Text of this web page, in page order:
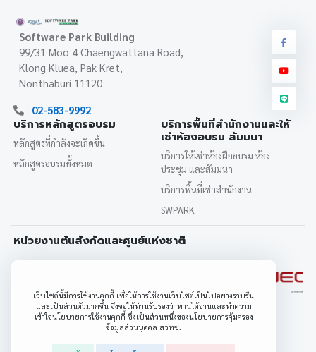
เว็บไซต์นี้มีการใช้งานคุกกี้ เพื่อให้การใช้งานเว็บไซต์เป็นไปอย่างราบรื่น
และเป็นส่วนตัวมากขึ้น จึงขอให้ท่านรับรองว่าท่านได้อ่านและทำความ
เข้าใจนโยบายการใช้งานคุกกี้ ซึ่งเป็นส่วนหนึ่งของนโยบายการคุ้มครอง
ข้อมูลส่วนบุคคล สวทช.
Software Park Building
99/31 Moo 4 Chaengwattana Road,
Klong Kluea, Pak Kret,
Nonthaburi 11120
: 02-583-9992
บริการหลักสูตรอบรม
หลักสูตรที่กำลังจะเกิดขึ้น
หลักสูตรอบรมทั้งหมด
บริการพื้นที่สำนักงานและให้
เช่าห้องอบรม สัมมนา
บริการให้เช่าห้องฝึกอบรม ห้อง
ประชุม และสัมมนา
บริการพื้นที่เช่าสำนักงาน
SWPARK
หน่วยงานต้นสังกัดและศูนย์แห่งชาติ
Copyrights©2023 Software Park Thailand
Terms of Service
Personal Data Protection Policy